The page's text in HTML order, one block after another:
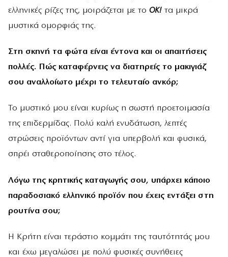
ελληνικές ρίζες της, μοιράζεται με το OK! τα μικρά
μυστικά ομορφιάς της.
Στη σκηνή τα φώτα είναι έντονα και οι απαιτήσεις
πολλές. Πώς καταφέρνεις να διατηρείς το μακιγιάζ
σου αναλλοίωτο μέχρι το τελευταίο ανκόρ;
Το μυστικό μου είναι κυρίως η σωστή προετοιμασία
της επιδερμίδας. Πολύ καλή ενυδάτωση, λεπτές
στρώσεις προϊόντων αντί για υπερβολή και φυσικά,
σπρέι σταθεροποίησης στο τέλος.
Λόγω της κρητικής καταγωγής σου, υπάρχει κάποιο
παραδοσιακό ελληνικό προϊόν που έχεις εντάξει στη
ρουτίνα σου;
Η Κρήτη είναι τεράστιο κομμάτι της ταυτότητάς μου
και έχω μεγαλώσει με πολύ φυσικές συνήθειες